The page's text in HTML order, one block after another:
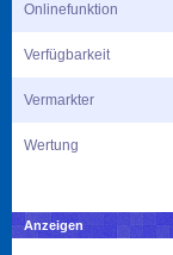
Onlinefunktion
Verfügbarkeit
Vermarkter
Wertung
Anzeigen